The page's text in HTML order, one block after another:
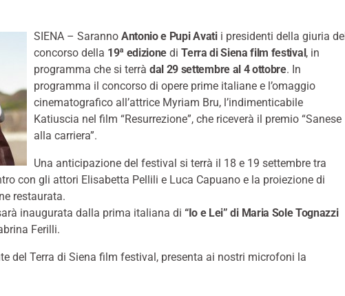
SIENA – Saranno Antonio e Pupi Avatii presidenti della giuria del
concorso della 19ª edizione diTerra di Siena film festival , in
programma che si terrà dal 29 settembre al 4 ottobre. In
programma il concorso di opere prime italiane e l’omaggio
cinematografico all’attrice Myriam Bru, l’indimenticabile
Katiuscia nel film “Resurrezione”, che riceverà il premio “Sanese
alla carriera”.
Una anticipazione del festival si terrà il 18 e 19 settembre tra
con gli attori Elisabetta Pellili e Luca Capuano e la proiezione di
restaurata.
inaugurata dalla prima italiana di “Io e Lei” di Maria Sole Tognazzi
Ferilli.
del Terra di Siena film festival, presenta ai nostri microfoni la